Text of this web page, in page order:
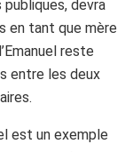
devra
en tant que mère
reste
entre les deux
est un exemple